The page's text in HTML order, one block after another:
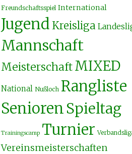
Freundschaftsspiel International
Jugend Kreisliga
Mannschaft
MeisterschaftMIXED
National Nußloch Rangliste
SeniorenSpieltag
Trainingscamp Turnier
Vereinsmeisterschaften